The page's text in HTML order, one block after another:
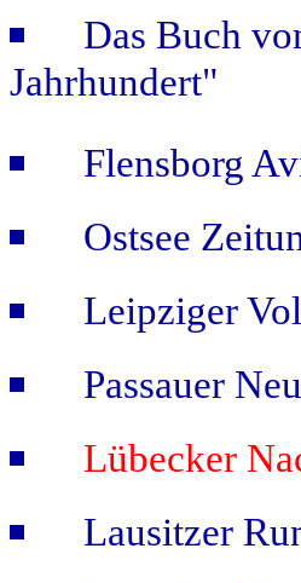
Das Buch
Jahrhundert"
Flensborg
Ostsee
Leipziger
Passauer
Lübecker
Lausitzer